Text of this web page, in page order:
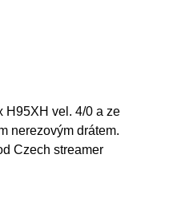
H95XH vel. 4/0 a ze
nerezovým drátem.
Czech streamer